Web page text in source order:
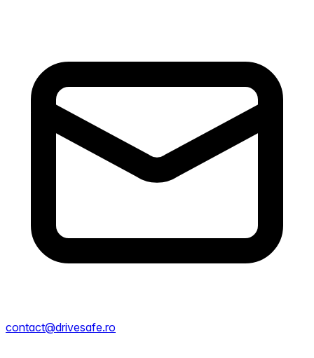
contact@drivesafe.ro